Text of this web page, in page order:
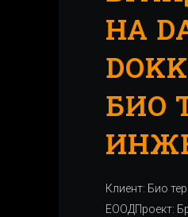
НА
БИО
Клиент: Био
ЕООДПроект: